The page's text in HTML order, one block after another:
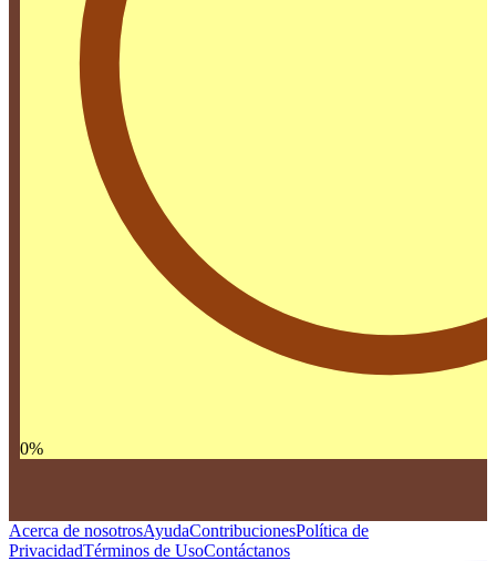
0%
Acerca de nosotrosAyudaContribucionesPolítica de
PrivacidadTérminos de UsoContáctanos